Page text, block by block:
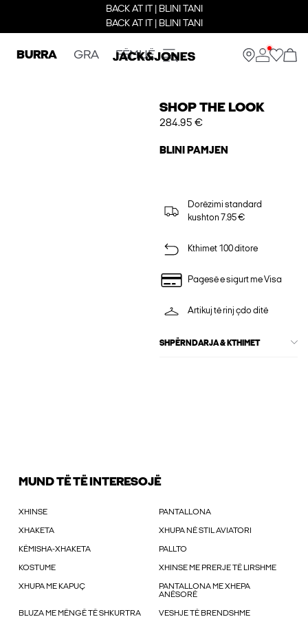
BACK AT IT | BLINI TANI
BACK AT IT | BLINI TANI
BURRA GRA FËMIJË
SHOP THE LOOK
284.95 €
BLINI PAMJEN
Dorëzimi standard
kushton 7.95 €
Kthimet 100 ditore
Pagesë e sigurt me Visa
Artikuj të rinj çdo ditë
SHPËRNDARJA & KTHIMET
MUND TË TË INTERESOJË
XHINSE PANTALLONA
XHAKETA XHUPA NË STIL AVIATORI
KËMISHA-XHAKETA PALLTO
KOSTUME XHINSE ME PRERJE TË LIRSHME
XHUPA ME KAPUÇ
PANTALLONA ME XHEPA
ANËSORË
BLUZA ME MËNGË TË SHKURTRA VESHJE TË BRENDSHME